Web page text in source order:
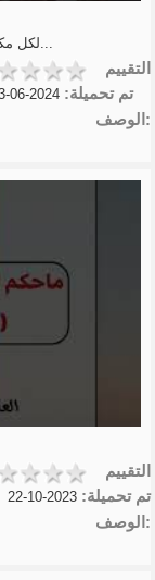
التقييم
تم تحميلة: 2024-06-03
الوصف:
التقييم
تم تحميلة: 2023-10-22
الوصف: